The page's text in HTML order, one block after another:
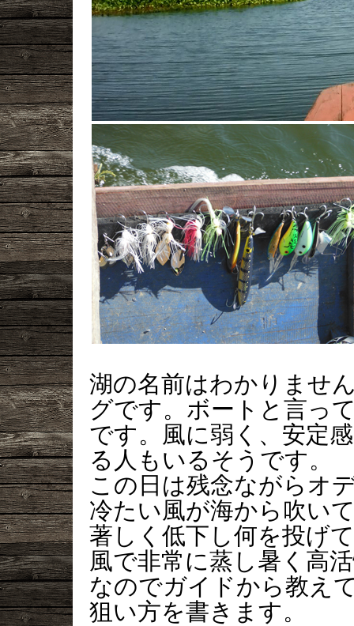
湖の名前はわかりませ
グです。ボートと言っ
です。風に弱く、安定
る人もいるそうです。
この日は残念ながらオ
冷たい風が海から吹い
著しく低下し何を投げ
風で非常に蒸し暑く高
なのでガイドから教え
狙い方を書きます。